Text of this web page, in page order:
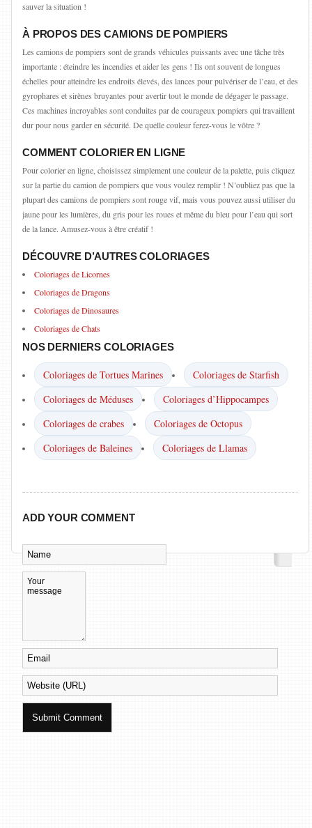
sauver la situation !
À PROPOS DES CAMIONS DE POMPIERS
Les camions de pompiers sont de grands véhicules puissants avec une tâche très
importante : éteindre les incendies et aider les gens ! Ils ont souvent de longues
échelles pour atteindre les endroits élevés, des lances pour pulvériser de l’eau, et des
gyrophares et sirènes bruyantes pour avertir tout le monde de dégager le passage.
Ces machines incroyables sont conduites par de courageux pompiers qui travaillent
dur pour nous garder en sécurité. De quelle couleur ferez-vous le vôtre ?
COMMENT COLORIER EN LIGNE
Pour colorier en ligne, choisissez simplement une couleur de la palette, puis cliquez
sur la partie du camion de pompiers que vous voulez remplir ! N’oubliez pas que la
plupart des camions de pompiers sont rouge vif, mais vous pouvez aussi utiliser du
jaune pour les lumières, du gris pour les roues et même du bleu pour l’eau qui sort
de la lance. Amusez-vous à être créatif !
DÉCOUVRE D’AUTRES COLORIAGES
Coloriages de Licornes
Coloriages de Dragons
Coloriages de Dinosaures
Coloriages de Chats
NOS DERNIERS COLORIAGES
Coloriages de Tortues Marines
Coloriages de Starfish
Coloriages de Méduses
Coloriages d’Hippocampes
Coloriages de crabes
Coloriages de Octopus
Coloriages de Baleines
Coloriages de Llamas
ADD YOUR COMMENT